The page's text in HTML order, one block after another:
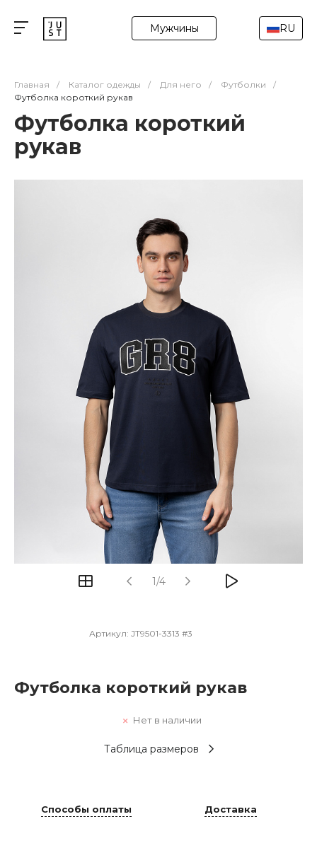
Мужчины RU
Главная / Каталог одежды / Для него / Футболки
/
Футболка короткий рукав
Футболка короткий
рукав
1/4
Артикул: JT9501-3313 #3
Футболка короткий рукав
Нет в наличии
Таблица размеров
Способы оплаты Доставка